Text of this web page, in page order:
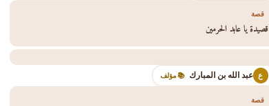
قصة
قصيدة يا عابد الحرمين
ع عبد الله بن المبارك 📚 مؤلف
قصة